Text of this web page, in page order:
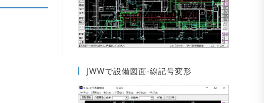
JWWで設備図面-線記号変形